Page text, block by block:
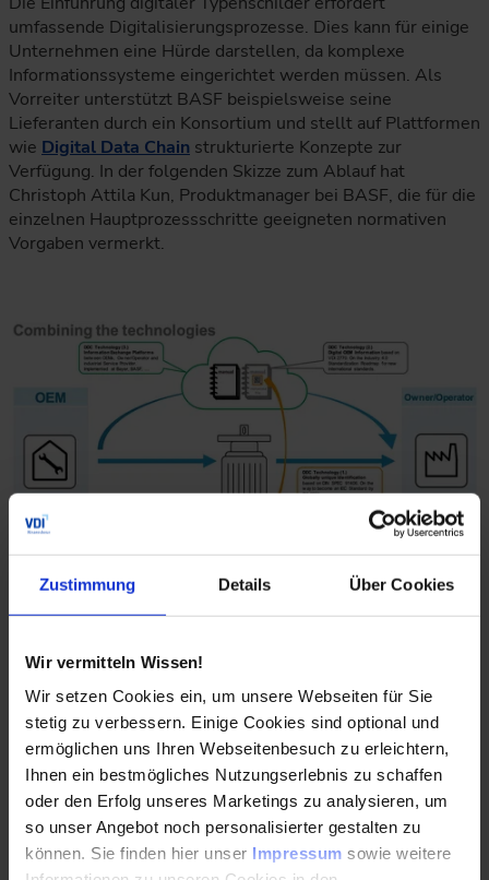
Zustimmung Details Über Cookies
Wir vermitteln Wissen!
Wir setzen Cookies ein, um unsere Webseiten für Sie
stetig zu verbessern. Einige Cookies sind optional und
ermöglichen uns Ihren Webseitenbesuch zu erleichtern,
Ihnen ein bestmögliches Nutzungserlebnis zu schaffen
oder den Erfolg unseres Marketings zu analysieren, um
so unser Angebot noch personalisierter gestalten zu
können. Sie finden hier unser Impressum sowie weitere
Das Schaubild zeigt den Datenaustausch zwischen
umfassende Digitalisierungsprozesse. Dies kann für einige
Unternehmen eine Hürde darstellen, da komplexe
Informationssysteme eingerichtet werden müssen. Als
Vorreiter unterstützt BASF beispielsweise seine
Lieferanten durch ein Konsortium und stellt auf Plattformen
wie Digital Data Chain strukturierte Konzepte zur
Verfügung. In der folgenden Skizze zum Ablauf hat
Christoph Attila Kun, Produktmanager bei BASF, die für die
einzelnen Hauptprozessschritte geeigneten normativen
Vorgaben vermerkt.
Regelwerke und Standards
Standardisierungsverfahren wie iiRDS erleichtern die
Implementierung. Diese Regelwerke schaffen eine klare
Struktur und fördern die Akzeptanz digitaler Typenschilder.
Der Digitale Produktpass: Eine
Weiterentwicklung
Der Digitale Produktpass erweitert das Konzept des